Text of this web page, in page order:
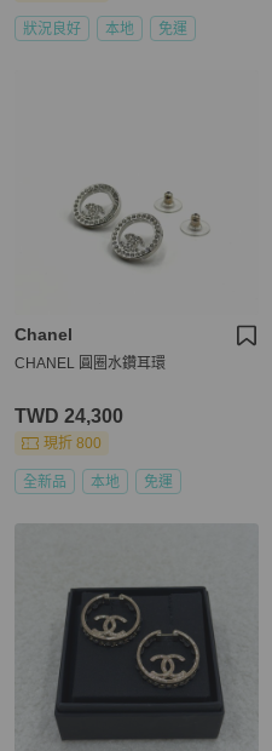
狀況良好 本地 免運
Chanel
CHANEL 圓圈水鑽耳環
TWD 24,300
現折 800
全新品 本地 免運